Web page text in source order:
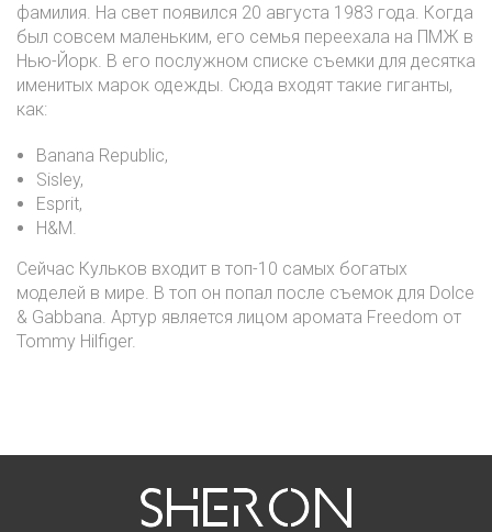
фамилия. На свет появился 20 августа 1983 года. Когда
был совсем маленьким, его семья переехала на ПМЖ в
Нью-Йорк. В его послужном списке съемки для десятка
именитых марок одежды. Сюда входят такие гиганты,
как:
Banana Republic,
Sisley,
Esprit,
H&M.
Сейчас Кульков входит в топ-10 самых богатых
моделей в мире. В топ он попал после съемок для Dolce
& Gabbana. Артур является лицом аромата Freedom от
Tommy Hilfiger.